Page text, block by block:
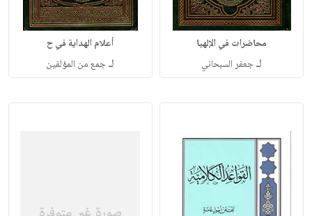
محاضرات في الإلهيا
لـجعفر السبحاني
أعلام الهداية في ح
لـجمع من المؤلفين